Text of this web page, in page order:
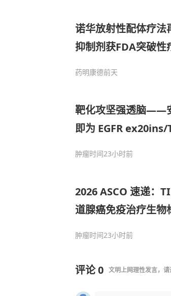
诺华放射性配体疗法
抑制剂获FDA突破
药明康德前天
靶化攻坚强透脑——
即为 EGFR ex20ins/
肿瘤时间23小时前
2026 ASCO 速递：
道腺癌免疫治疗生物
肿瘤时间23小时前
评论0 文明上网理性发言，请